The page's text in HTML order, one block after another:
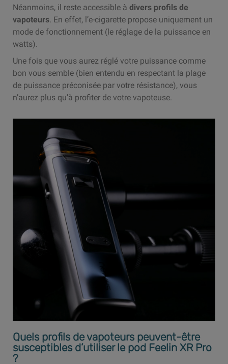
Néanmoins, il reste accessible à divers profils de
vapoteurs. En effet, l’e-cigarette propose uniquement un
mode de fonctionnement (le réglage de la puissance en
watts).
Une fois que vous aurez réglé votre puissance comme
bon vous semble (bien entendu en respectant la plage
de puissance préconisée par votre résistance), vous
n’aurez plus qu’à profiter de votre vapoteuse.
Quels profils de vapoteurs peuvent-être
susceptibles d’utiliser le pod Feelin XR Pro
?